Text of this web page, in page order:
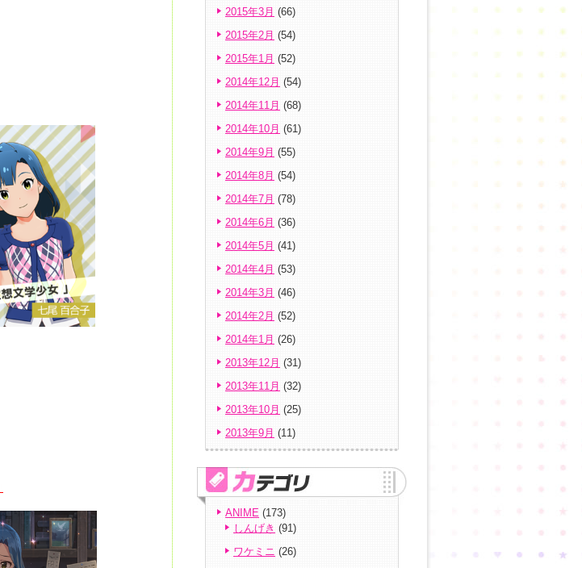
2015年3月 (66)
2015年2月 (54)
2015年1月 (52)
2014年12月 (54)
2014年11月 (68)
2014年10月 (61)
2014年9月 (55)
2014年8月 (54)
2014年7月 (78)
2014年6月 (36)
2014年5月 (41)
2014年4月 (53)
2014年3月 (46)
2014年2月 (52)
2014年1月 (26)
2013年12月 (31)
2013年11月 (32)
2013年10月 (25)
2013年9月 (11)
ANIME (173)
しんげき (91)
ワケミニ (26)